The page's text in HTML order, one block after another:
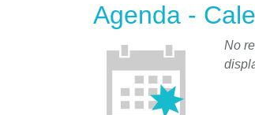
Agenda -
No